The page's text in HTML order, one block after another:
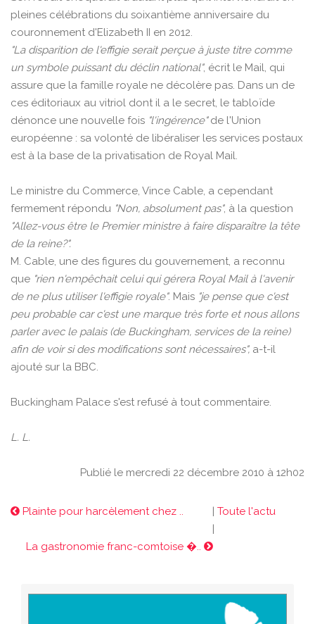
pleines célébrations du soixantième anniversaire du
couronnement d'Elizabeth II en 2012.
"La disparition de l'effigie serait perçue à juste titre comme
un symbole puissant du déclin national", écrit le Mail, qui
assure que la famille royale ne décolère pas. Dans un de
ces éditoriaux au vitriol dont il a le secret, le tabloïde
dénonce une nouvelle fois "l'ingérence"de l'Union
européenne : sa volonté de libéraliser les services postaux
est à la base de la privatisation de Royal Mail.
Le ministre du Commerce, Vince Cable, a cependant
fermement répondu "Non, absolument pas", à la question
"Allez-vous être le Premier ministre à faire disparaître la tête
de la reine?".
M. Cable, une des figures du gouvernement, a reconnu
que "rien n'empêchait celui qui gérera Royal Mail à l'avenir
de ne plus utiliser l'effigie royale". Mais "je pense que c'est
peu probable car c'est une marque très forte et nous allons
parler avec le palais (de Buckingham, services de la reine)
afin de voir si des modifications sont nécessaires", a-t-il
ajouté sur la BBC.
Buckingham Palace s'est refusé à tout commentaire.
L. L.
Publié le mercredi 22 décembre 2010 à 12h02
Plainte pour harcèlement chez .. | Toute l'actu
|
La gastronomie franc-comtoise �..